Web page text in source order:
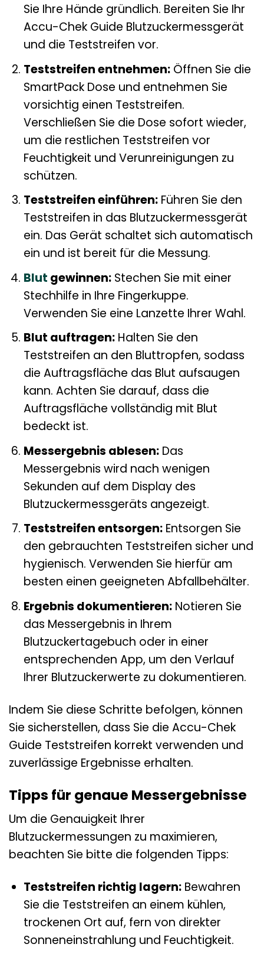
Sie Ihre Hände gründlich. Bereiten Sie Ihr
Accu-Chek Guide Blutzuckermessgerät
und die Teststreifen vor.
Teststreifen entnehmen:Öffnen Sie die
SmartPack Dose und entnehmen Sie
vorsichtig einen Teststreifen.
Verschließen Sie die Dose sofort wieder,
um die restlichen Teststreifen vor
Feuchtigkeit und Verunreinigungen zu
schützen.
Teststreifen einführen:Führen Sie den
Teststreifen in das Blutzuckermessgerät
ein. Das Gerät schaltet sich automatisch
ein und ist bereit für die Messung.
Blut gewinnen:Stechen Sie mit einer
Stechhilfe in Ihre Fingerkuppe.
Verwenden Sie eine Lanzette Ihrer Wahl.
Blut auftragen:Halten Sie den
Teststreifen an den Bluttropfen, sodass
die Auftragsfläche das Blut aufsaugen
kann. Achten Sie darauf, dass die
Auftragsfläche vollständig mit Blut
bedeckt ist.
Messergebnis ablesen:Das
Messergebnis wird nach wenigen
Sekunden auf dem Display des
Blutzuckermessgeräts angezeigt.
Teststreifen entsorgen:Entsorgen Sie
den gebrauchten Teststreifen sicher und
hygienisch. Verwenden Sie hierfür am
besten einen geeigneten Abfallbehälter.
Ergebnis dokumentieren:Notieren Sie
das Messergebnis in Ihrem
Blutzuckertagebuch oder in einer
entsprechenden App, um den Verlauf
Ihrer Blutzuckerwerte zu dokumentieren.
Indem Sie diese Schritte befolgen, können
Sie sicherstellen, dass Sie die Accu-Chek
Guide Teststreifen korrekt verwenden und
zuverlässige Ergebnisse erhalten.
Tipps für genaue Messergebnisse
Um die Genauigkeit Ihrer
Blutzuckermessungen zu maximieren,
beachten Sie bitte die folgenden Tipps:
Teststreifen richtig lagern:Bewahren
Sie die Teststreifen an einem kühlen,
trockenen Ort auf, fern von direkter
Sonneneinstrahlung und Feuchtigkeit.